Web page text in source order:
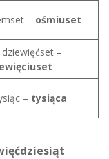
– ośmiuset
–
– tysiąca